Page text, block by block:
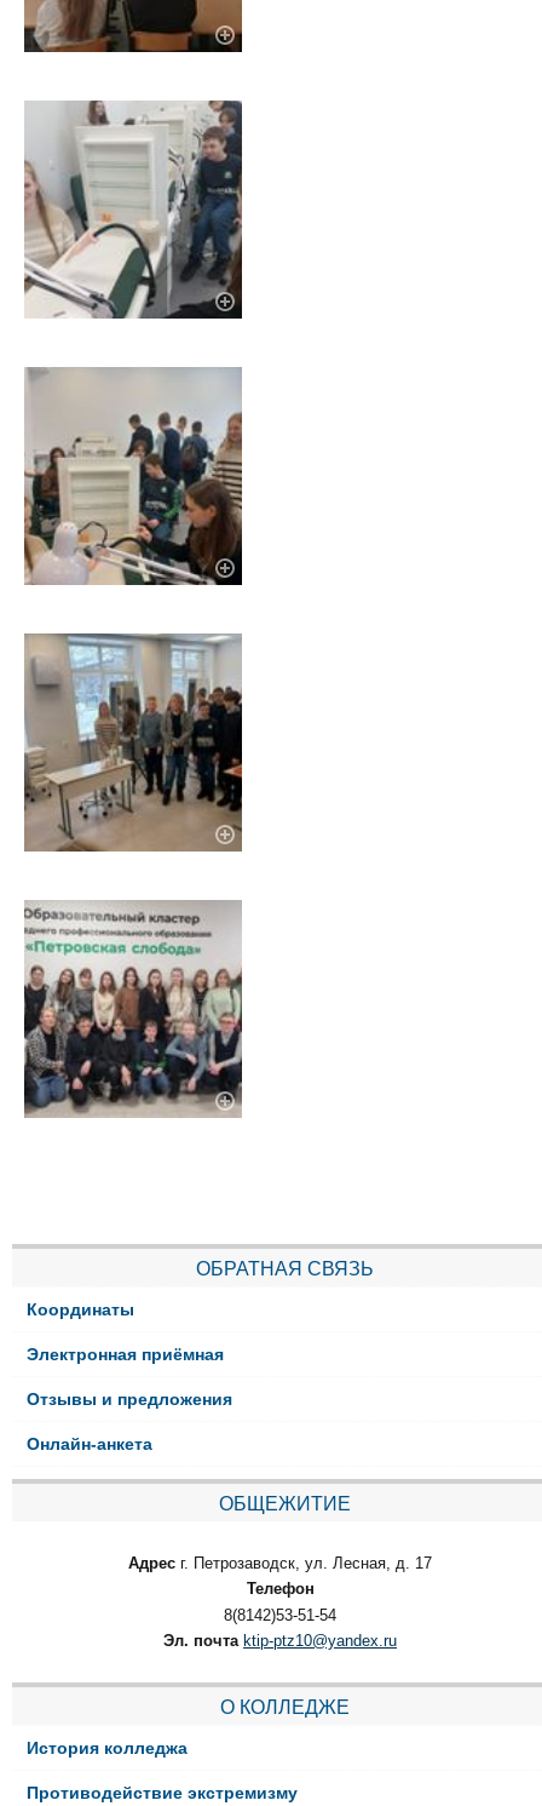
ОБРАТНАЯ СВЯЗЬ
Координаты
Электронная приёмная
Отзывы и предложения
Онлайн-анкета
ОБЩЕЖИТИЕ
Адрес г. Петрозаводск, ул. Лесная, д. 17
Телефон
8(8142)53-51-54
Эл. почта ktip-ptz10@yandex.ru
О КОЛЛЕДЖЕ
История колледжа
Противодействие экстремизму